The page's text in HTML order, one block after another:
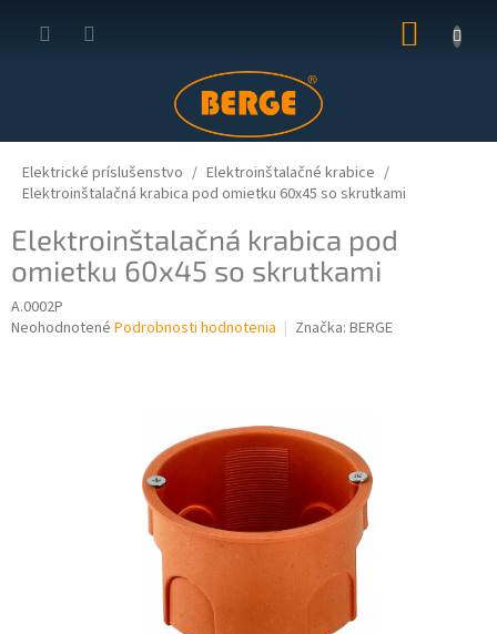
KOŠÍK
Elektrické príslušenstvo
Elektroinštalačné krabice
Elektroinštalačná krabica pod omietku 60x45 so skrutkami
Elektroinštalačná krabica pod
omietku 60x45 so skrutkami
A.0002P
Priemerné
Neohodnotené Podrobnosti hodnotenia Značka: BERGE